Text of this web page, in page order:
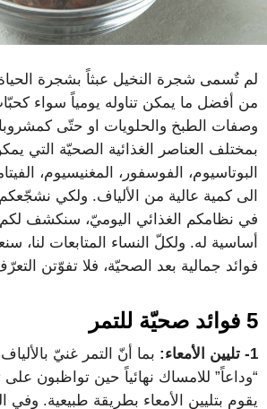
لم تٌسمى شجرة النخيل عبثاً بشجرة
من أفضل ما يمكن تناوله يومياً سواء
وصفات الطبخ والحلويات او حتّى
بمختلف العناصر الغذائية الصحيّة التي
البوتاسيوم، الفوسفور، المغنيسيوم،
الى كمية عالية من الألياف. ولكي
فوائد جمالية بعد الصحيّة، فلا تفوّتن
5 فوائد صحيّة للتمر
1- تليين الأمعاء: بما أنّ التمر غنيّ
“وداعاً” للامساك نهائياً حين تواظبون على
يقوم بتليين الأمعاء بطريقة طبيعية.